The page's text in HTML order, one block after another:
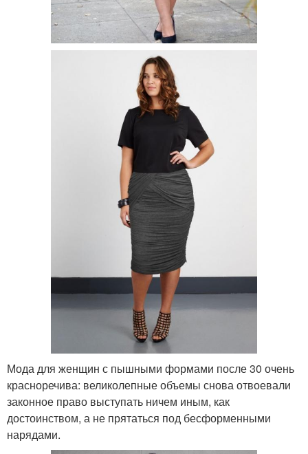
Мода для женщин с пышными формами после 30 очень
красноречива: великолепные объемы снова отвоевали
законное право выступать ничем иным, как
достоинством, а не прятаться под бесформенными
нарядами.